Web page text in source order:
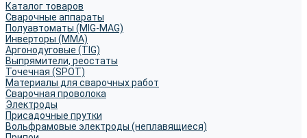
Каталог товаров
Сварочные аппараты
Полуавтоматы (MIG-MAG)
Инверторы (MMA)
Аргонодуговые (TIG)
Выпрямители, реостаты
Точечная (SPOT)
Материалы для сварочных работ
Сварочная проволока
Электроды
Присадочные прутки
Вольфрамовые электроды (неплавящиеся)